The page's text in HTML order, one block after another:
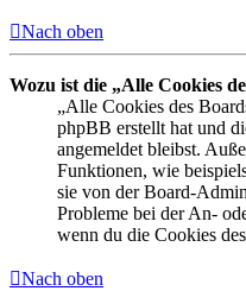
Nach oben
Wozu ist die „Alle Cookies
„Alle Cookies des
phpBB erstellt hat und
angemeldet bleibst.
Funktionen, wie
sie von der Board-
Probleme bei der An-
wenn du die Cookies
Nach oben